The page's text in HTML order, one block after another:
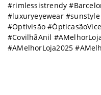
#rimlessistrendy
#luxuryeyewear
#Optivisão
#CovilhãAnil
#AMelhorLoja2025